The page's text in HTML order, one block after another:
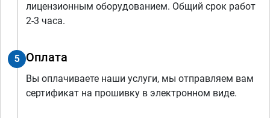
лицензионным оборудованием. Общий срок работ
2-3 часа.
5 Оплата
Вы оплачиваете наши услуги, мы отправляем вам
сертификат на прошивку в электронном виде.